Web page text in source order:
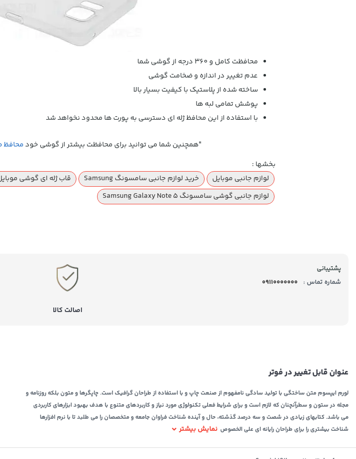
محافظت کامل و 360 درجه از گوشی شما
عدم تغییر در اندازه و ضخامت گوشی
ساخته شده از پلاستیک با کیفیت بسیار بالا
پوشش تمامی لبه ها
با استفاده از این محافظ ژله ای دسترسی به پورت ها محدود نخواهد شد
"همچنین شما می توانید برای محافظت بیشتر از گوشی خود
بخشها :
لوازم جانبی موبایل
خرید لوازم جانبی سامسونگ Samsung قاب ژله ای گوشی
لوازم جانبی گوشی سامسونگ Samsung Galaxy Note 5
پشتیبانی
شماره تماس :
09110000000
اصالت کالا
عنوان قابل تغییر در فوتر
لورم ایپسوم متن ساختگی با تولید سادگی نامفهوم از صنعت چاپ و با استفاده از طراحان گرافیک است. چاپگرها و متون بلکه روزنامه و
مجله در ستون و سطرآنچنان که لازم است و برای شرایط فعلی تکنولوژی مورد نیاز و کاربردهای متنوع با هدف بهبود ابزارهای کاربردی
می باشد. کتابهای زیادی در شصت و سه درصد گذشته، حال و آینده شناخت فراوان جامعه و متخصصان را می طلبد تا با نرم افزارها
شناخت بیشتری را برای طراحان رایانه ای علی الخصوص نمایش بیشتر